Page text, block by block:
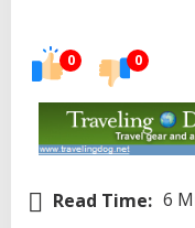
0 0
Read Time: 6